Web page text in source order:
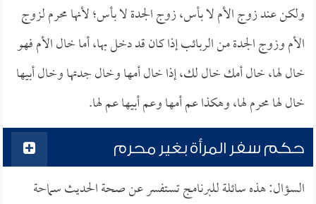
ولكن عند زوج الأم لا بأس، زوج الجدة لا بأس؛ لأنها محرم لزوج
الأم وزوج الجدة من الربائب إذا كان قد دخل بها، أما خال الأم فهو
خال لها، خال أمك خال لك، إذا خال أمها وخال جدتها وخال أبيها
خال لها محرم لها، وهكذا عم أمها وعم أبيها عم لها.
حكم سفر المرأة بغير محرم
السؤال: هذه سائلة للبرنامج تستفسر عن صحة الحديث سماحة